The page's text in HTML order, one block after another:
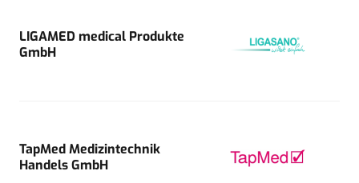
LIGAMED medical Produkte
GmbH
TapMed Medizintechnik
Handels GmbH